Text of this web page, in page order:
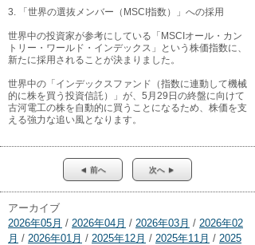
3. 「世界の選抜メンバー（MSCI指数）」への採用
世界中の投資家が参考にしている「MSCIオール・カン
トリー・ワールド・インデックス」という株価指数に、
新たに採用されることが決まりました。
世界中の「インデックスファンド（指数に連動して機械
的に株を買う投資信託）」が、5月29日の終盤に向けて
古河電工の株を自動的に買うことになるため、株価を支
える強力な追い風となります。
◄ 前へ 次へ ►
アーカイブ
2026年05月 / 2026年04月 / 2026年03月 / 2026年02
月 / 2026年01月 / 2025年12月 / 2025年11月 / 2025